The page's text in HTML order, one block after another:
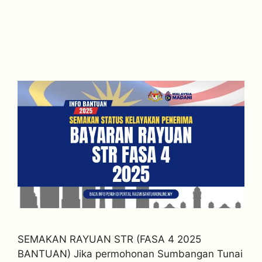
SEMAKAN RAYUAN STR (FASA 4 2025
BANTUAN) Jika permohonan Sumbangan Tunai